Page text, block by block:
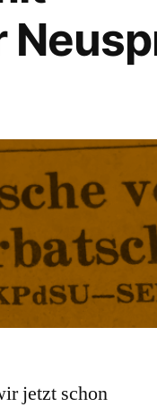
jetzt schon